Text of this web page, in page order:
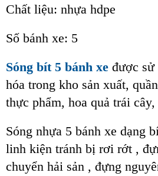
Chất liệu: nhựa hdpe
Số bánh xe: 5
Sóng bít 5 bánh xe được sử
hóa trong kho sản xuất,
thực phẩm, hoa quả trái
Sóng nhựa 5 bánh xe dạng
linh kiện tránh bị rơi rớt ,
chuyển hải sản , đựng